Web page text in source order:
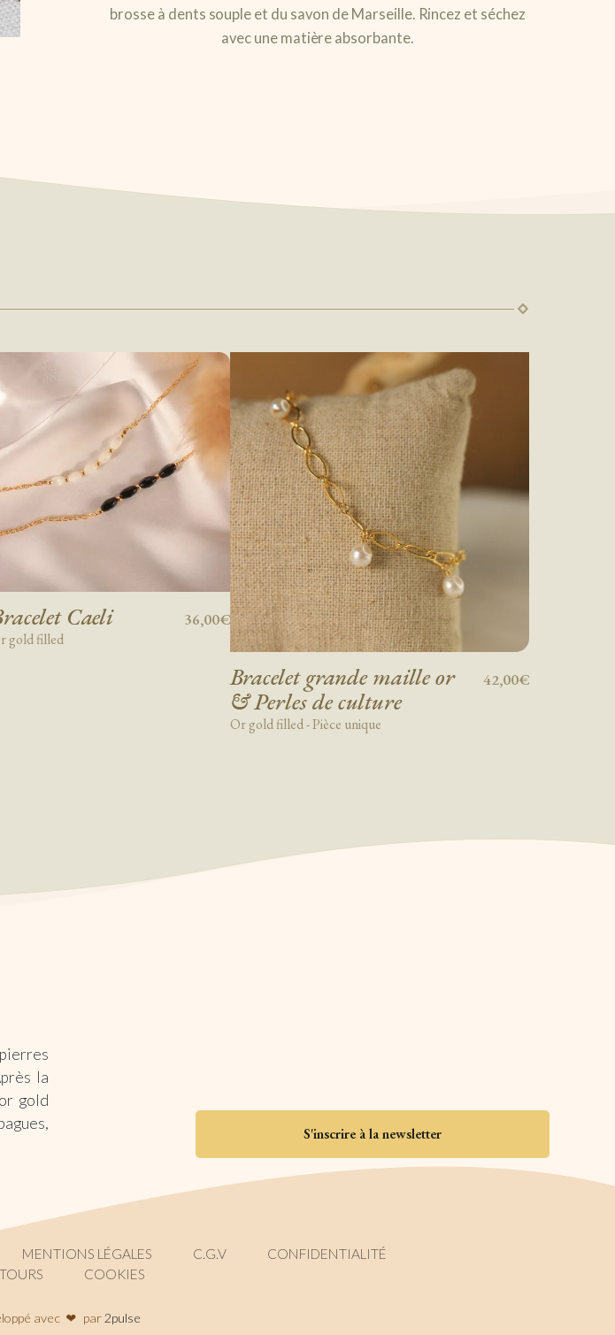
brosse à dents souple et du savon de Marseille. Rincez et séchez
avec une matière absorbante.
Caeli 36,00€
gold filled
Bracelet grande maille or
& Perles de culture
42,00€
Or gold filled - Pièce unique
la
gold
S'inscrire à la newsletter
MENTIONS LÉGALES C.G.V
CONFIDENTIALITÉ
COOKIES
avec ❤ par 2pulse